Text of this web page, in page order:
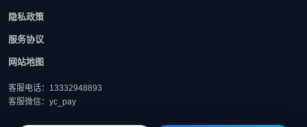
隐私政策
服务协议
网站地图
客服电话：13332948893
客服微信：yc_pay